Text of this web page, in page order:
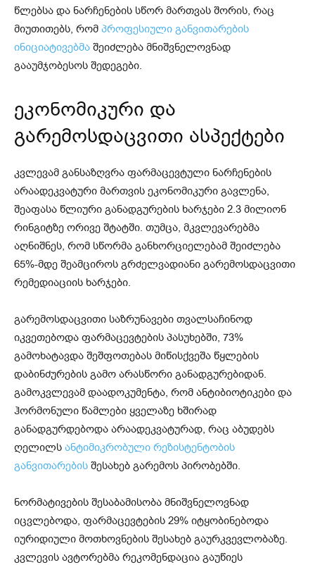
წლებსა და ნარჩენების სწორ მართვას შორის, რაც
მიუთითებს, რომ პროფესიული განვითარების
ინიციატივებმა შეიძლება მნიშვნელოვნად
გააუმჯობესოს შედეგები.
ეკონომიკური და
გარემოსდაცვითი ასპექტები
კვლევამ განსაზღვრა ფარმაცევტული ნარჩენების
არაადეკვატური მართვის ეკონომიკური გავლენა,
შეაფასა წლიური განადგურების ხარჯები 2.3 მილიონ
რინგიტზე ორივე შტატში. თუმცა, მკვლევარებმა
აღნიშნეს, რომ სწორმა განხორციელებამ შეიძლება
65%-მდე შეამციროს გრძელვადიანი გარემოსდაცვითი
რემედიაციის ხარჯები.
გარემოსდაცვითი საზრუნავები თვალსაჩინოდ
იკვეთებოდა ფარმაცევტების პასუხებში, 73%
გამოხატავდა შეშფოთებას მიწისქვეშა წყლების
დაბინძურების გამო არასწორი განადგურებიდან.
გამოკვლევამ დაადოკუმენტა, რომ ანტიბიოტიკები და
ჰორმონული წამლები ყველაზე ხშირად
განადგურდებოდა არაადეკვატურად, რაც აბუდებს
ღელილს ანტიმიკრობული რეზისტენტობის
განვითარების შესახებ გარემოს პირობებში.
ნორმატივების შესაბამისობა მნიშვნელოვნად
იცვლებოდა, ფარმაცევტების 29% იტყობინებოდა
იურიდიული მოთხოვნების შესახებ გაურკვევლობაზე.
კვლევის ავტორებმა რეკომენდაცია გაუწიეს